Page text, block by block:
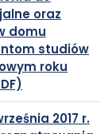
oraz
domu
studiów
roku
PDF
się
w
2017 r.